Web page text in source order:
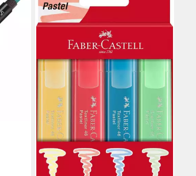
Marker Faber Castell Textmarker TL
46 1-5 mm Pastell 4er Schachtel
3,78 €
lieferbar - in 4-5 Werktagen bei dir